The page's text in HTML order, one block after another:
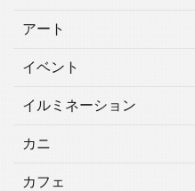
アート
イベント
イルミネーション
カニ
カフェ